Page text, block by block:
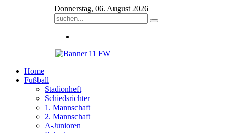
Donnerstag, 06. August 2026
Home
Fußball
Stadionheft
Schiedsrichter
1. Mannschaft
2. Mannschaft
A-Junioren